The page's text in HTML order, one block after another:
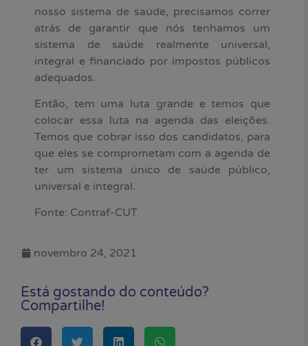
nosso sistema de saúde, precisamos correr
atrás de garantir que nós tenhamos um
sistema de saúde realmente universal,
integral e financiado por impostos públicos
adequados.
Então, tem uma luta grande e temos que
colocar essa luta na agenda das eleições.
Temos que cobrar isso dos candidatos, para
que eles se comprometam com a agenda de
ter um sistema único de saúde público,
universal e integral.
Fonte: Contraf-CUT
novembro 24, 2021
Está gostando do conteúdo?
Compartilhe!